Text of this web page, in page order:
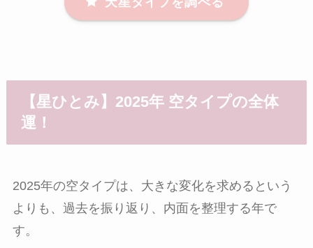
【星ひとみ】2025年 空タイプの全体
運！
2025年の空タイプは、大きな変化を求めるという
よりも、過去を振り返り、内面を整理する年で
す。